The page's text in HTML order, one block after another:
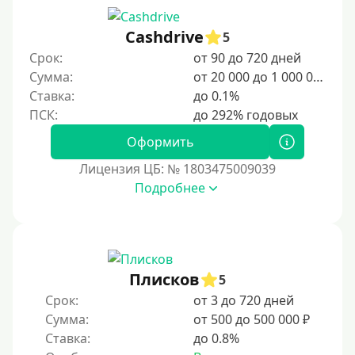
Под ПТС спецтехники
Под ПТС грузового автомобиля
Авто без ПТС
Цель
Чтобы улучшить кредитную историю, важно
своевременно погашать долги, избегать просрочек и
регулярно проверять кредитный отчет. Также можно
Для закрытия прочих кредитных обязательств
До зарплаты
Для ИП
Для бизнеса
Cashdrive
5
Срок:
от 90 до 720 дней
Сумма:
от 20 000 до 1 000 000 ₽
Ставка:
до 0.1%
Оформить
Лицензия ЦБ: № 1803475009039
Подробнее
Плисков
5
Срок:
от 3 до 720 дней
Сумма:
от 500 до 500 000 ₽
Ставка:
до 0.8%